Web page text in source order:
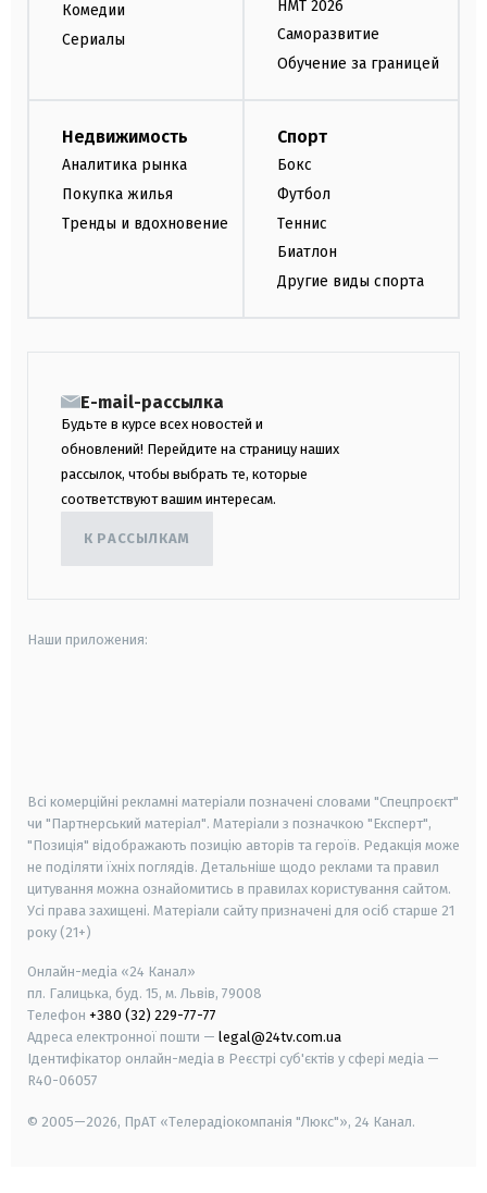
Комедии
Сериалы
НМТ 2026
Саморазвитие
Обучение за границей
Недвижимость
Аналитика рынка
Покупка жилья
Тренды и вдохновение
Спорт
Бокс
Футбол
Теннис
Биатлон
Другие виды спорта
E-mail-рассылка
Будьте в курсе всех новостей и
обновлений! Перейдите на страницу наших
рассылок, чтобы выбрать те, которые
соответствуют вашим интересам.
К РАССЫЛКАМ
Наши приложения:
Всі комерційні рекламні матеріали позначені словами "Спецпроєкт"
чи "Партнерський матеріал". Матеріали з позначкою "Експерт",
"Позиція" відображають позицію авторів та героїв. Редакція може
не поділяти їхніх поглядів. Детальніше щодо реклами та правил
цитування можна ознайомитись в правилах користування сайтом.
Усі права захищені. Матеріали сайту призначені для осіб старше 21
року (21+)
Онлайн-медіа «24 Канал»
пл. Галицька, буд. 15, м. Львів, 79008
Телефон +380 (32) 229-77-77
Адреса електронної пошти — legal@24tv.com.ua
Ідентифікатор онлайн-медіа в Реєстрі суб'єктів у сфері медіа —
R40-06057
© 2005—2026, ПрАТ «Телерадіокомпанія "Люкс"», 24 Канал.